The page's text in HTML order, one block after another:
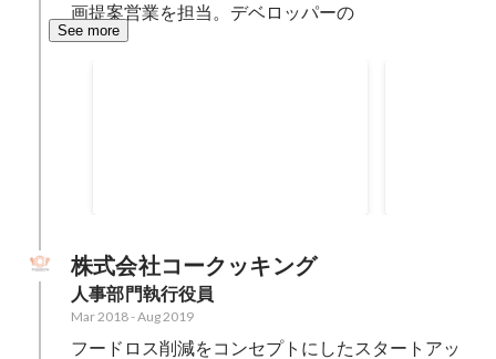
画提案営業を担当。デベロッパーの
See more
株式会社コークッキング
人事部門執行役員
Mar 2018-Aug 2019
フードロス削減をコンセプトにしたスタートアッ